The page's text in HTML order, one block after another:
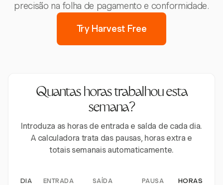
precisão na folha de pagamento e conformidade.
Try Harvest Free
Quantas horas trabalhou esta
semana?
Introduza as horas de entrada e saída de cada dia.
A calculadora trata das pausas, horas extra e
totais semanais automaticamente.
DIA ENTRADA SAÍDA PAUSA HORAS